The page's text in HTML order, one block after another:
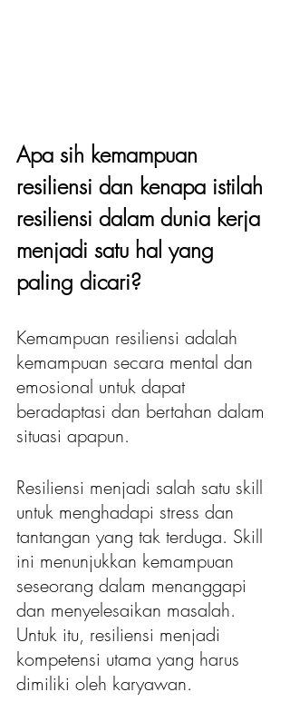
Apa sih kemampuan
resiliensi dan kenapa istilah
resiliensi dalam dunia kerja
menjadi satu hal yang
paling dicari?
Kemampuan resiliensi adalah
kemampuan secara mental dan
emosional untuk dapat
beradaptasi dan bertahan dalam
situasi apapun.
Resiliensi menjadi salah satu skill
untuk menghadapi stress dan
tantangan yang tak terduga. Skill
ini menunjukkan kemampuan
seseorang dalam menanggapi
dan menyelesaikan masalah.
Untuk itu, resiliensi menjadi
kompetensi utama yang harus
dimiliki oleh karyawan.